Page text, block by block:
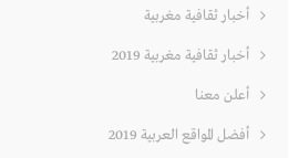
أخبار ثقافية مغربية
أخبار ثقافية مغربية 2019
أعلن معنا
أفضل المواقع العربية 2019